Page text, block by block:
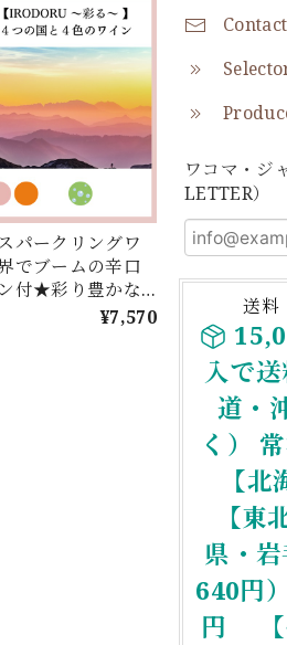
Contact
ワコマ・ジ
LETTER）
送料
入で
道・
く）
【
【
県・
640円
円 【
パークリングワ
でブームの辛口
付★彩り豊かな
イン】を世界中
¥7,570